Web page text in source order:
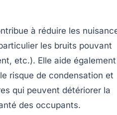
à réduire les
les bruits pouvant
etc.). Elle aide
risque de condensation et
qui peuvent détériorer la
des occupants.